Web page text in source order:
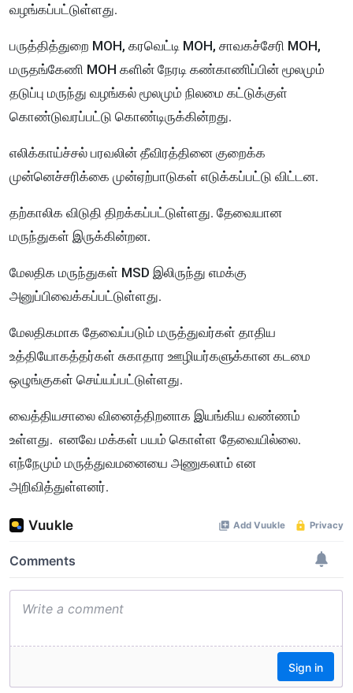
வழங்கப்பட்டுள்ளது.
பருத்தித்துறை MOH, கரவெட்டி MOH, சாவகச்சேரி MOH,
மருதங்கேணி MOH களின் நேரடி கண்காணிப்பின் மூலமும்
தடுப்பு மருந்து வழங்கல் மூலமும் நிலமை கட்டுக்குள்
கொண்டுவரப்பட்டு கொண்டிருக்கின்றது.
எலிக்காய்ச்சல் பரவலின் தீவிரத்தினை குறைக்க
முன்னெச்சரிக்கை முன்ஏற்பாடுகள் எடுக்கப்பட்டு விட்டன.
தற்காலிக விடுதி திறக்கப்பட்டுள்ளது. தேவையான
மருந்துகள் இருக்கின்றன.
மேலதிக மருந்துகள் MSD இலிருந்து எமக்கு
அனுப்பிவைக்கப்பட்டுள்ளது.
மேலதிகமாக தேவைப்படும் மருத்துவர்கள் தாதிய
உத்தியோகத்தர்கள் சுகாதார ஊழியர்களுக்கான கடமை
ஒழுங்குகள் செய்யப்பட்டுள்ளது.
வைத்தியசாலை வினைத்திறனாக இயங்கிய வண்ணம்
உள்ளது. எனவே மக்கள் பயம் கொள்ள தேவையில்லை.
எந்நேமும் மருத்துவமனையை அணுகலாம் என
அறிவித்துள்ளனர்.